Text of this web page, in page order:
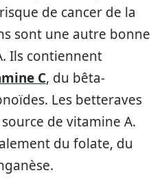
de cancer de la
sont une autre bonne
Ils contiennent
C, du bêta-
Les betteraves
de vitamine A.
du folate, du